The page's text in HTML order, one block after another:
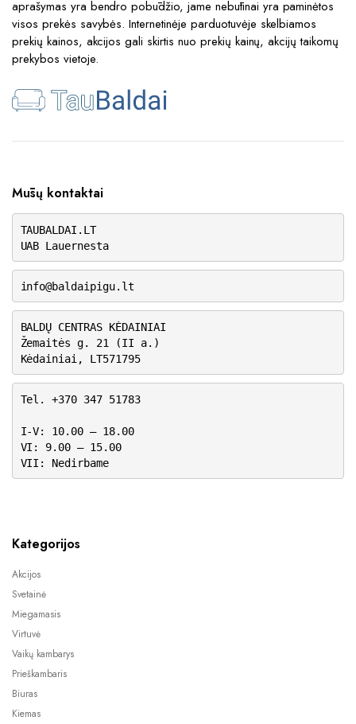
aprašymas yra bendro pobūdžio, jame nebūtinai yra paminėtos
visos prekės savybės. Internetinėje parduotuvėje skelbiamos
prekių kainos, akcijos gali skirtis nuo prekių kainų, akcijų taikomų
prekybos vietoje.
Mūsų kontaktai
TAUBALDAI.LT
UAB Lauernesta
info@baldaipigu.lt
BALDŲ CENTRAS KĖDAINIAI
Žemaitės g. 21 (II a.)
Kėdainiai, LT571795
Tel. +370 347 51783
I-V: 10.00 – 18.00
VI: 9.00 – 15.00
VII: Nedirbame
Kategorijos
Akcijos
Svetainė
Miegamasis
Virtuvė
Vaikų kambarys
Prieškambaris
Biuras
Kiemas